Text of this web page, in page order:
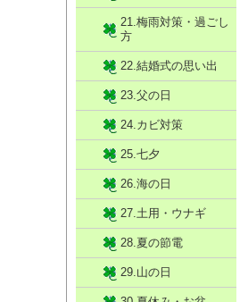
21.梅雨対策・過ごし
方
22.結婚式の思い出
23.父の日
24.カビ対策
25.七夕
26.海の日
27.土用・ウナギ
28.夏の節電
29.山の日